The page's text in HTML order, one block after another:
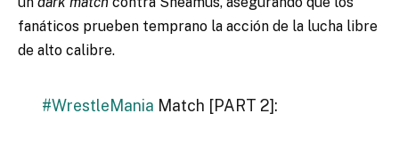
fanáticos prueben temprano la acción de la lucha libre
de alto calibre.
#WrestleMania Match [PART 2]: